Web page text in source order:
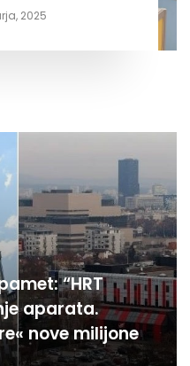
2025
“HRT
aparata.
nove milijone